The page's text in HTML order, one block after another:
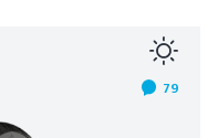
79